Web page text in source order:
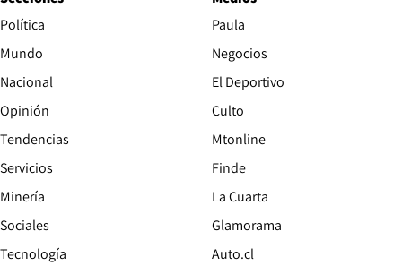
Política
Mundo
Nacional
Opinión
Tendencias
Servicios
Minería
Sociales
Tecnología
Paula
Negocios
El Deportivo
Culto
Mtonline
Finde
La Cuarta
Glamorama
Auto.clOpens in new window